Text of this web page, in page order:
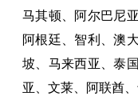
马其顿、阿尔巴尼
阿根廷、智利、澳
坡、马来西亚、泰
亚、文莱、阿联酋